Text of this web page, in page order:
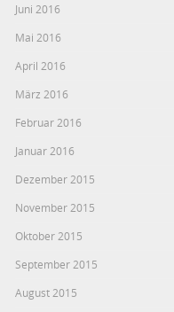
Juni 2016
Mai 2016
April 2016
März 2016
Februar 2016
Januar 2016
Dezember 2015
November 2015
Oktober 2015
September 2015
August 2015